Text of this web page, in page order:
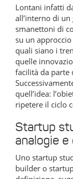
Lontani infatti
all’interno di
smanettoni di
su un
quali siano i
quelle
facilità da parte
quell’idea:
ripetere il ciclo
Startup
analogie
Uno startup
builder o